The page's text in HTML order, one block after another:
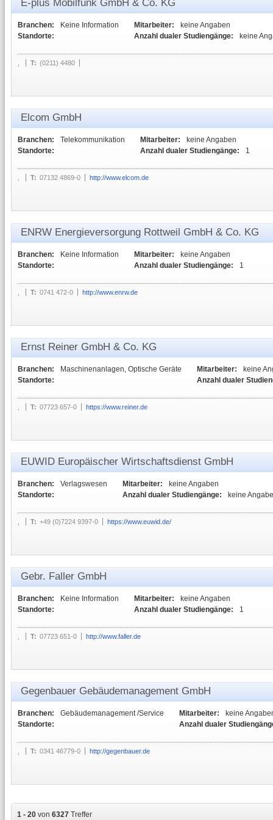
E-plus Mobilfunk GmbH & Co. KG
Branchen:
Keine Information
Standorte:
Mitarbeiter:
keine Angaben
Anzahl dualer Studiengänge:
keine
T: (0211) 4480
Elcom GmbH
Branchen:
Telekommunikation
Standorte:
Mitarbeiter:
keine Angaben
Anzahl dualer Studiengänge:
1
T: 07132 4869-0 http://www.elcom.de
ENRW Energieversorgung Rottweil GmbH & Co. KG
Branchen:
Keine Information
Standorte:
Mitarbeiter:
keine Angaben
Anzahl dualer Studiengänge:
1
T: 0741 472-0 http://www.enrw.de
Ernst Reiner GmbH & Co. KG
Branchen:
Maschinenanlagen, Optische Geräte
Standorte:
Mitarbeiter:
keine
Anzahl dualer
T: 07723 657-0 https://www.reiner.de
EUWID Europäischer Wirtschaftsdienst GmbH
Branchen:
Verlagswesen
Standorte:
Mitarbeiter:
keine Angaben
Anzahl dualer Studiengänge:
keine
T: +49 (0)7224 9397-0 https://www.euwid.de/
Gebr. Faller GmbH
Branchen:
Keine Information
Standorte:
Mitarbeiter:
keine Angaben
Anzahl dualer Studiengänge:
1
T: 07723 651-0 http://www.faller.de
Gegenbauer Gebäudemanagement GmbH
Branchen:
Gebäudemanagement /Service
Standorte:
Mitarbeiter:
keine
Anzahl dualer
T: 0341 46779-0 http://gegenbauer.de
1 - 20 von 6327 Treffer